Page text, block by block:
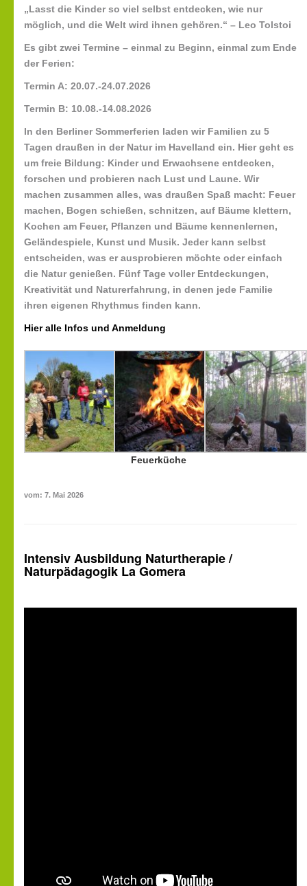
„Lasst die Kinder so viel selbst entdecken, wie nur
möglich, und die Welt wird ihnen gehören.“ – Leo Tolstoi
Es gibt zwei Termine – einmal zu Beginn, einmal zum Ende
der Ferien:
Termin A: 20.07.-24.07.2026
Termin B: 10.08.-14.08.2026
In den Berliner Sommerferien laden wir Familien zu 5
Tagen draußen in der Natur im Havelland ein. Hier geht es
um freie Bildung: Kinder und Erwachsene entdecken,
forschen und probieren nach Lust und Laune. Wir
machen zusammen alles, was draußen Spaß macht: Feuer
machen, Bogen schießen, schnitzen, auf Bäume klettern,
Kochen am Feuer, Pflanzen und Bäume kennenlernen,
Geländespiele, Kunst und Musik. Jeder kann selbst
entscheiden, was er ausprobieren möchte oder einfach
die Natur genießen. Fünf Tage voller Entdeckungen,
Kreativität und Naturerfahrung, in denen jede Familie
ihren eigenen Rhythmus finden kann.
Hier alle Infos und Anmeldung
Feuerküche
vom: 7. Mai 2026
Intensiv Ausbildung Naturtherapie /
Naturpädagogik La Gomera